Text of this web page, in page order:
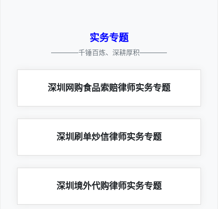
实务专题
————千锤百炼、深耕厚积————
深圳网购食品索赔律师实务专题
深圳刷单炒信律师实务专题
深圳境外代购律师实务专题